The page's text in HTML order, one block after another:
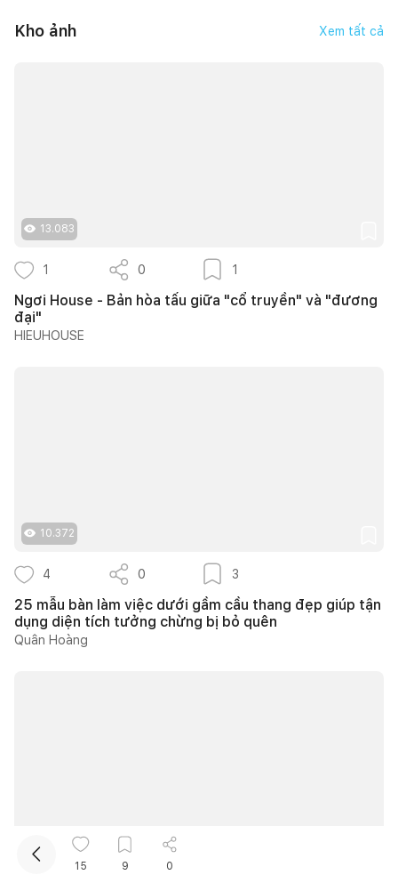
Kho ảnh Xem tất cả
13.083
1 0 1
Ngơi House - Bản hòa tấu giữa "cổ truyền" và "đương
đại"
HIEUHOUSE
10.372
4 0 3
25 mẫu bàn làm việc dưới gầm cầu thang đẹp giúp tận
dụng diện tích tưởng chừng bị bỏ quên
Quân Hoàng
10.617
15 9 0